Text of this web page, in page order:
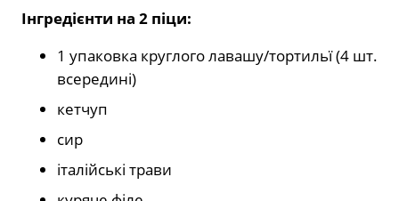
Інгредієнти на 2 піци:
1 упаковка круглого лавашу/тортильї (4 шт.
всередині)
кетчуп
сир
італійські трави